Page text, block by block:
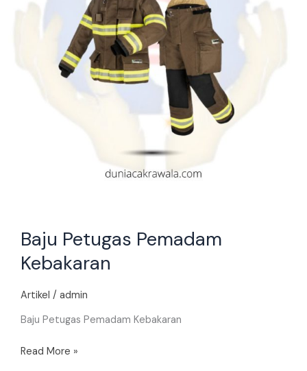
Baju Petugas Pemadam
Kebakaran
Artikel / admin
Baju Petugas Pemadam Kebakaran
Read More »